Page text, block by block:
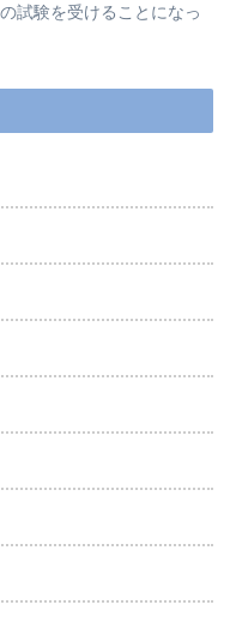
試験を受けることになっ